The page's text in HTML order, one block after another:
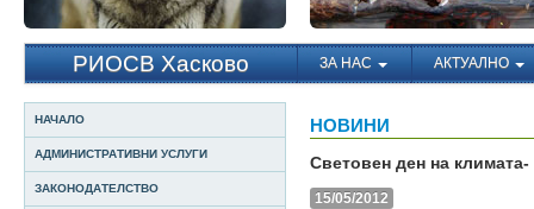
РИОСВ Хасково ЗА НАС АКТУАЛНО
НАЧАЛО
АДМИНИСТРАТИВНИ УСЛУГИ
ЗАКОНОДАТЕЛСТВО
НОВИНИ
Световен ден на
15/05/2012